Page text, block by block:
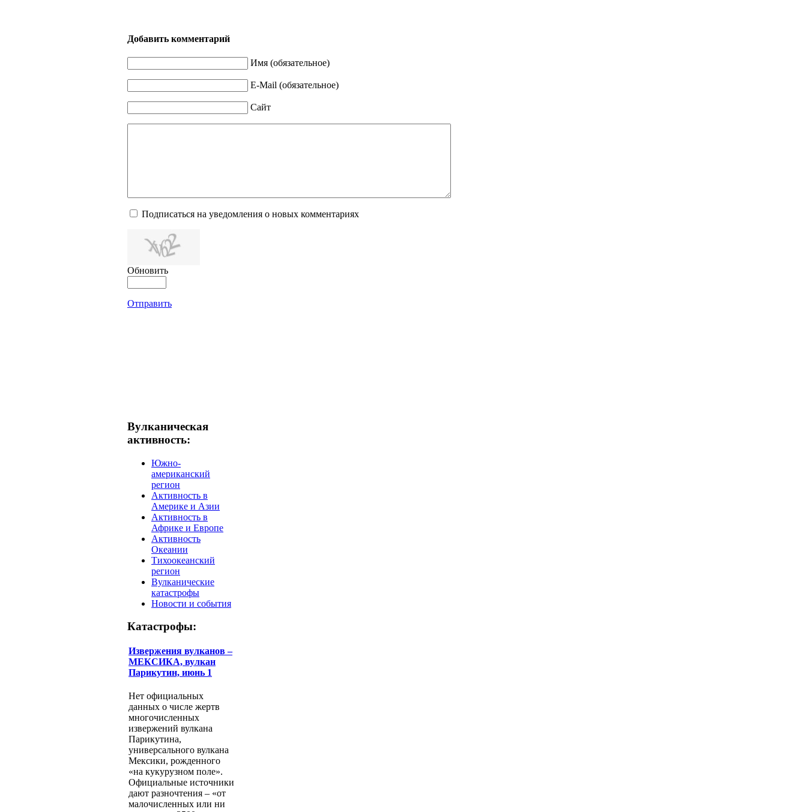
Добавить комментарий
Имя (обязательное)
E-Mail (обязательное)
Сайт
Подписаться на уведомления о новых комментариях
Обновить
Отправить
Вулканическая
активность:
Южно-
американский
регион
Активность в
Америке и Азии
Активность в
Африке и Европе
Активность
Океании
Тихоокеанский
регион
Вулканические
катастрофы
Новости и события
Катастрофы:
Извержения вулканов –
МЕКСИКА, вулкан
Парикутин, июнь 1
Нет официальных
данных о числе жертв
многочисленных
извержений вулкана
Парикутина,
универсального вулкана
Мексики, рожденного
«на кукурузном поле».
Официальные источники
дают разночтения – «от
малочисленных или ни